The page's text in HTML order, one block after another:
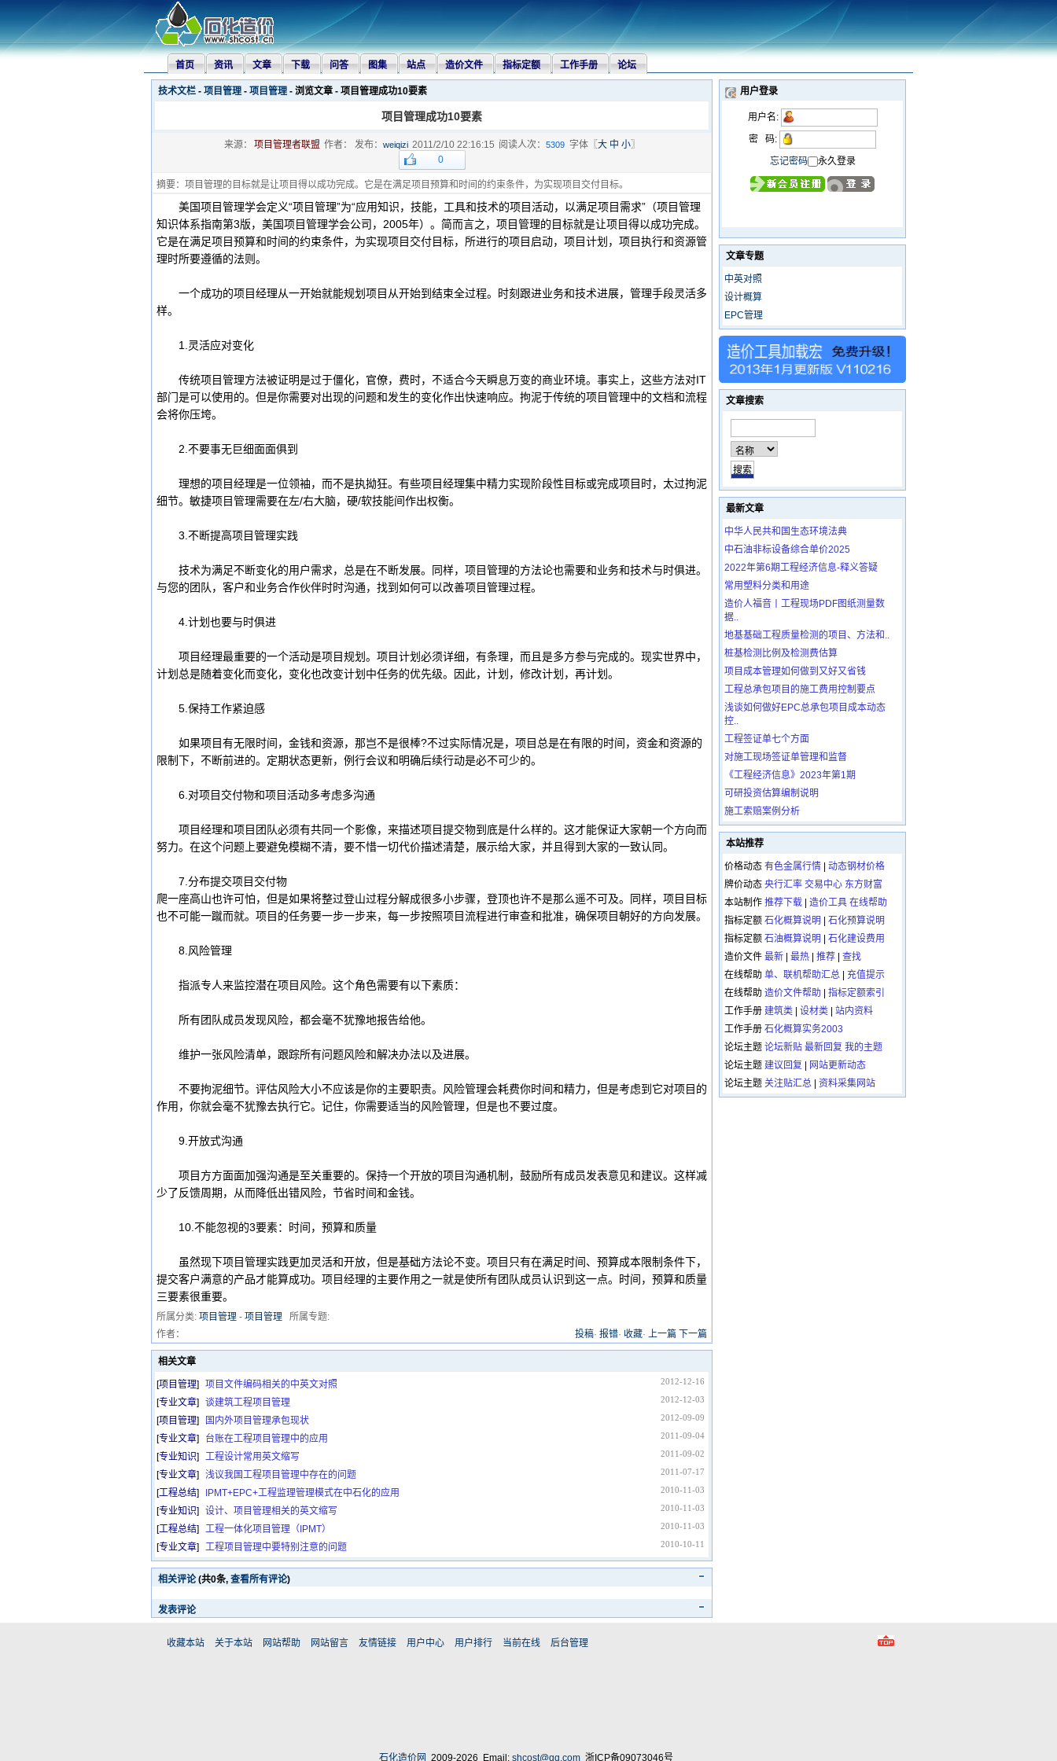
首页 资讯 文章 下载 问答 图集 站点 造价文件 指标定额 工作手册 论坛
技术文栏 - 项目管理 - 项目管理 - 浏览文章 - 项目管理成功10要素
项目管理成功10要素
来源： 项目管理者联盟 作者： 发布： weiqizi 2011/2/10 22:16:15 阅读人次： 5309 字体〖大 中 小〗
0
摘要：项目管理的目标就是让项目得以成功完成。它是在满足项目预算和时间的约束条件，为实现项目交付目标。
美国项目管理学会定义“项目管理”为“应用知识，技能，工具和技术的项目活动，以满足项目需求”（项目管理
知识体系指南第3版，美国项目管理学会公司，2005年）。简而言之，项目管理的目标就是让项目得以成功完成。
它是在满足项目预算和时间的约束条件，为实现项目交付目标，所进行的项目启动，项目计划，项目执行和资源管
理时所要遵循的法则。
一个成功的项目经理从一开始就能规划项目从开始到结束全过程。时刻跟进业务和技术进展，管理手段灵活多
样。
1.灵活应对变化
传统项目管理方法被证明是过于僵化，官僚，费时，不适合今天瞬息万变的商业环境。事实上，这些方法对IT
部门是可以使用的。但是你需要对出现的问题和发生的变化作出快速响应。拘泥于传统的项目管理中的文档和流程
会将你压垮。
2.不要事无巨细面面俱到
理想的项目经理是一位领袖，而不是执拗狂。有些项目经理集中精力实现阶段性目标或完成项目时，太过拘泥
细节。敏捷项目管理需要在左/右大脑，硬/软技能间作出权衡。
3.不断提高项目管理实践
技术为满足不断变化的用户需求，总是在不断发展。同样，项目管理的方法论也需要和业务和技术与时俱进。
与您的团队，客户和业务合作伙伴时时沟通，找到如何可以改善项目管理过程。
4.计划也要与时俱进
项目经理最重要的一个活动是项目规划。项目计划必须详细，有条理，而且是多方参与完成的。现实世界中，
计划总是随着变化而变化，变化也改变计划中任务的优先级。因此，计划，修改计划，再计划。
5.保持工作紧迫感
如果项目有无限时间，金钱和资源，那岂不是很棒?不过实际情况是，项目总是在有限的时间，资金和资源的
限制下，不断前进的。定期状态更新，例行会议和明确后续行动是必不可少的。
6.对项目交付物和项目活动多考虑多沟通
项目经理和项目团队必须有共同一个影像，来描述项目提交物到底是什么样的。这才能保证大家朝一个方向而
努力。在这个问题上要避免模糊不清，要不惜一切代价描述清楚，展示给大家，并且得到大家的一致认同。
7.分布提交项目交付物
爬一座高山也许可怕，但是如果将整过登山过程分解成很多小步骤，登顶也许不是那么遥不可及。同样，项目目标
也不可能一蹴而就。项目的任务要一步一步来，每一步按照项目流程进行审查和批准，确保项目朝好的方向发展。
8.风险管理
指派专人来监控潜在项目风险。这个角色需要有以下素质：
所有团队成员发现风险，都会毫不犹豫地报告给他。
维护一张风险清单，跟踪所有问题风险和解决办法以及进展。
不要拘泥细节。评估风险大小不应该是你的主要职责。风险管理会耗费你时间和精力，但是考虑到它对项目的
作用，你就会毫不犹豫去执行它。记住，你需要适当的风险管理，但是也不要过度。
9.开放式沟通
项目方方面面加强沟通是至关重要的。保持一个开放的项目沟通机制，鼓励所有成员发表意见和建议。这样减
少了反馈周期，从而降低出错风险，节省时间和金钱。
10.不能忽视的3要素：时间，预算和质量
虽然现下项目管理实践更加灵活和开放，但是基础方法论不变。项目只有在满足时间、预算成本限制条件下，
提交客户满意的产品才能算成功。项目经理的主要作用之一就是使所有团队成员认识到这一点。时间，预算和质量
三要素很重要。
所属分类: 项目管理 - 项目管理 所属专题:
投稿· 报错· 收藏· 上一篇 下一篇
作者：
相关文章
2012-12-16
[项目管理] 项目文件编码相关的中英文对照
2012-12-03
[专业文章] 谈建筑工程项目管理
2012-09-09
[项目管理] 国内外项目管理承包现状
2011-09-04
[专业文章] 台账在工程项目管理中的应用
2011-09-02
[专业知识] 工程设计常用英文缩写
2011-07-17
[专业文章] 浅议我国工程项目管理中存在的问题
2010-11-03
[工程总结] IPMT+EPC+工程监理管理模式在中石化的应用
2010-11-03
[专业知识] 设计、项目管理相关的英文缩写
2010-11-03
[工程总结] 工程一体化项目管理（IPMT）
2010-10-11
[专业文章] 工程项目管理中要特别注意的问题
相关评论(共0条, 查看所有评论)
发表评论
用户登录
用户名:
密 码:
忘记密码
永久登录
文章专题
中英对照
设计概算
EPC管理
文章搜索
最新文章
中华人民共和国生态环境法典
中石油非标设备综合单价2025
2022年第6期工程经济信息-释义答疑
常用塑料分类和用途
造价人福音丨工程现场PDF图纸测量数
据..
地基基础工程质量检测的项目、方法和..
桩基检测比例及检测费估算
项目成本管理如何做到又好又省钱
工程总承包项目的施工费用控制要点
浅谈如何做好EPC总承包项目成本动态
控..
工程签证单七个方面
对施工现场签证单管理和监督
《工程经济信息》2023年第1期
可研投资估算编制说明
施工索赔案例分析
本站推荐
价格动态 有色金属行情
动态钢材价格
牌价动态 央行汇率 交易中心 东方财富
本站制作 推荐下载 造价工具 在线帮助
指标定额 石化概算说明
石化预算说明
指标定额 石油概算说明
石化建设费用
造价文件 最新 最热 推荐
查找
在线帮助 单、联机帮助汇总
充值提示
在线帮助 造价文件帮助
指标定额索引
工作手册 建筑类 设材类
站内资料
工作手册 石化概算实务2003
论坛主题 论坛新贴 最新回复 我的主题
论坛主题 建议回复
网站更新动态
论坛主题 关注贴汇总 资料采集网站
收藏本站 关于本站 网站帮助 网站留言 友情链接 用户中心 用户排行 当前在线 后台管理
石化造价网 2009-2026 Email: shcost@qq.com 浙ICP备09073046号